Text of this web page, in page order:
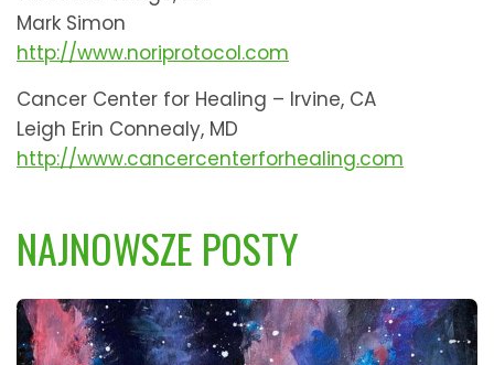
Mark Simon
http://www.noriprotocol.com
Cancer Center for Healing – Irvine, CA
Leigh Erin Connealy, MD
http://www.cancercenterforhealing.com
NAJNOWSZE POSTY